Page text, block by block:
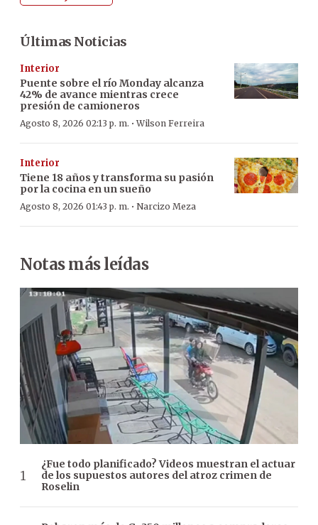
Últimas Noticias
Interior
Puente sobre el río Monday alcanza
42% de avance mientras crece
presión de camioneros
Agosto 8, 2026 02:13 p. m. ·Wilson Ferreira
Interior
Tiene 18 años y transforma su pasión
por la cocina en un sueño
Agosto 8, 2026 01:43 p. m. · Narcizo Meza
Notas más leídas
¿Fue todo planificado? Videos muestran el actuar
de los supuestos autores del atroz crimen de
Roselin